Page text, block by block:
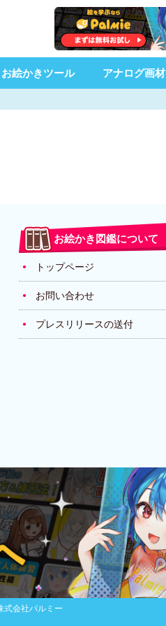
お絵かきツール アナログ画材
お絵かき図鑑について
トップページ
お問い合わせ
プレスリリースの送付
式会社パルミー